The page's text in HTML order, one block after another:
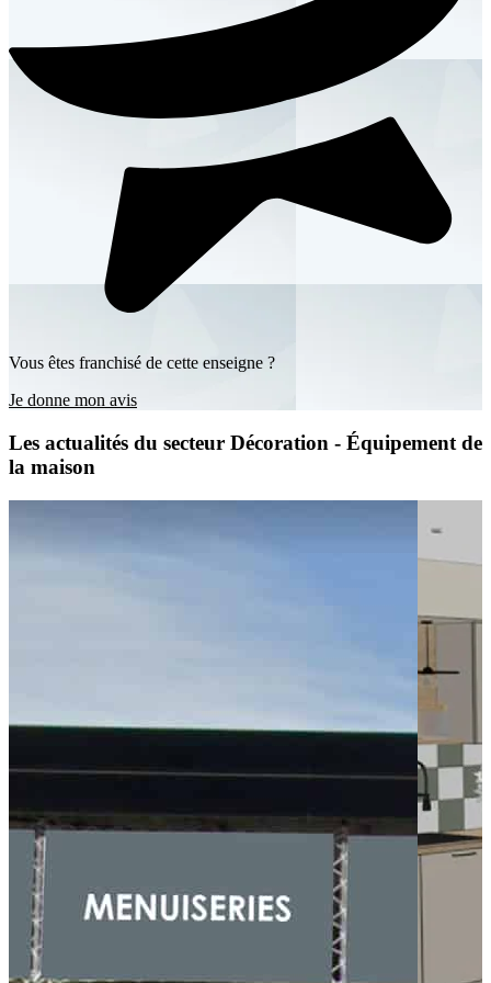
Vous êtes franchisé de cette enseigne ?
Je donne mon avis
Les actualités du secteur Décoration - Équipement de
la maison